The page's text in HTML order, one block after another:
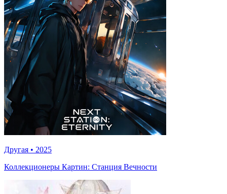
Другая • 2025
Коллекционеры Картин: Станция Вечности